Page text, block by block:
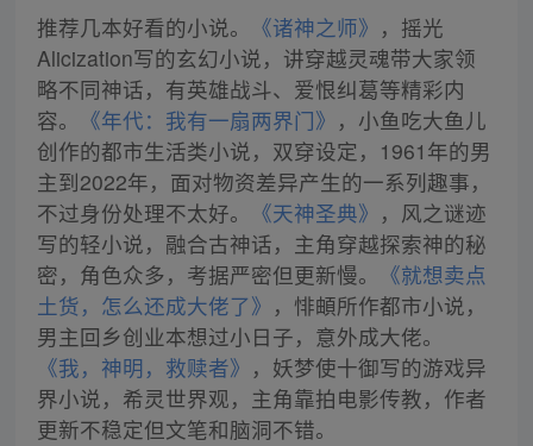
推荐几本好看的小说。 《诸神之师》 ，摇光
Alicization写的玄幻小说，讲穿越灵魂带大家领
略不同神话，有英雄战斗、爱恨纠葛等精彩内
容。
《年代：我有一扇两界门》 ，小鱼吃大鱼儿
创作的都市生活类小说，双穿设定，1961年的男
主到2022年，面对物资差异产生的一系列趣事，
不过身份处理不太好。
《天神圣典》 ，风之谜迹
写的轻小说，融合古神话，主角穿越探索神的秘
密，角色众多，考据严密但更新慢。
《就想卖点
土货，怎么还成大佬了》 ，悱頔所作都市小说，
男主回乡创业本想过小日子，意外成大佬。
《我，神明，救赎者》 ，妖梦使十御写的游戏异
界小说，希灵世界观，主角靠拍电影传教，作者
更新不稳定但文笔和脑洞不错。